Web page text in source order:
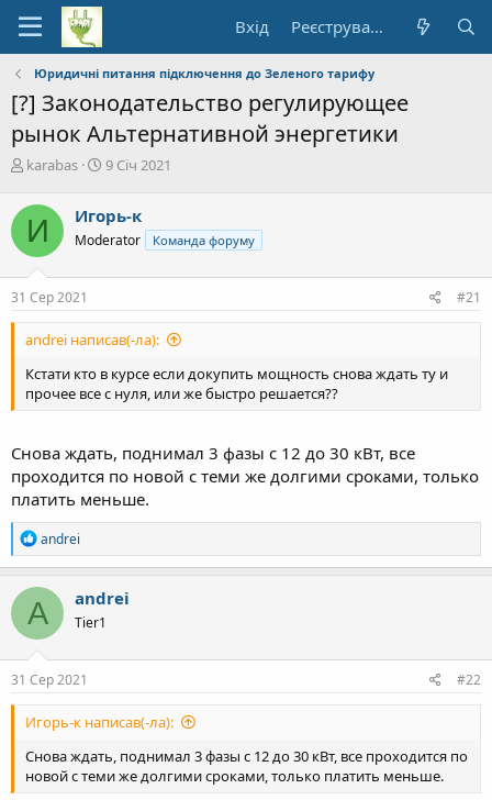
Вхід Реєстрування
Юридичні питання підключення до Зеленого тарифу
[?] Законодательство регулирующее
рынок Альтернативной энергетики
А
т
о
р
т
е
м
karabas
Д
а
п
ч
к
9 Січ 2021
И Игорь-к
Moderator Команда форуму
31 Сер 2021 #21
andrei написав(-ла):
Кстати кто в курсе если докупить мощность снова ждать ту и
прочее все с нуля, или же быстро решается??
Снова ждать, поднимал 3 фазы с 12 до 30 кВт, все
проходится по новой с теми же долгими сроками, только
платить меньше.
Р
е
а
к
ц
ї
:
andrei
A andrei
Tier1
31 Сер 2021 #22
Игорь-к написав(-ла):
Снова ждать, поднимал 3 фазы с 12 до 30 кВт, все проходится по
новой с теми же долгими сроками, только платить меньше.